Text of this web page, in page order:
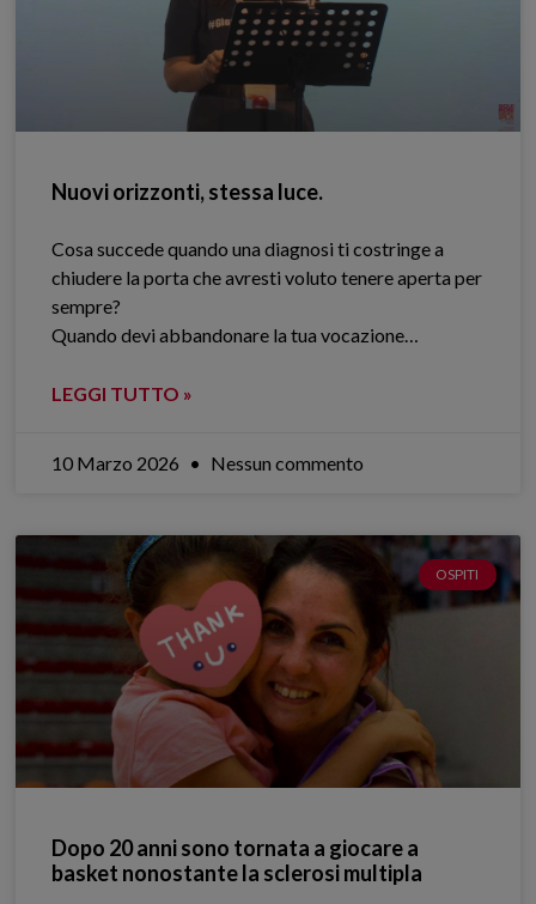
Nuovi orizzonti, stessa luce.
Cosa succede quando una diagnosi ti costringe a
chiudere la porta che avresti voluto tenere aperta per
sempre?
Quando devi abbandonare la tua vocazione…
LEGGI TUTTO »
10 Marzo 2026 Nessun commento
OSPITI
Dopo 20 anni sono tornata a giocare a
basket nonostante la sclerosi multipla